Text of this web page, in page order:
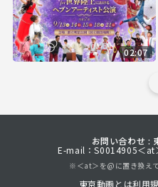
02:07
お問い合わせ :
E-mail：S0014905＜
※＜at＞を@に置き換え
東京動画とは利用